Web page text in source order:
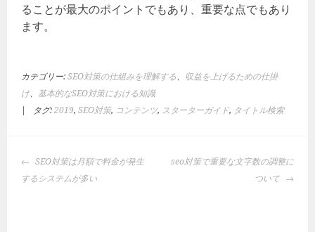
ることが最大のポイントでもあり、重要な点でもあり
ます。
カテゴリー:SEO対策の仕組みを理解する、 収益を上げるための仕掛
け、 基本的なSEO対策における知識
タグ:2019,SEO対策, コンテンツ, スターターガイド, タイトル検索
投
稿
SEO対策は月額で料金が発生
するシステムが多い
seo対策で重要な文字数の調整に
ついて